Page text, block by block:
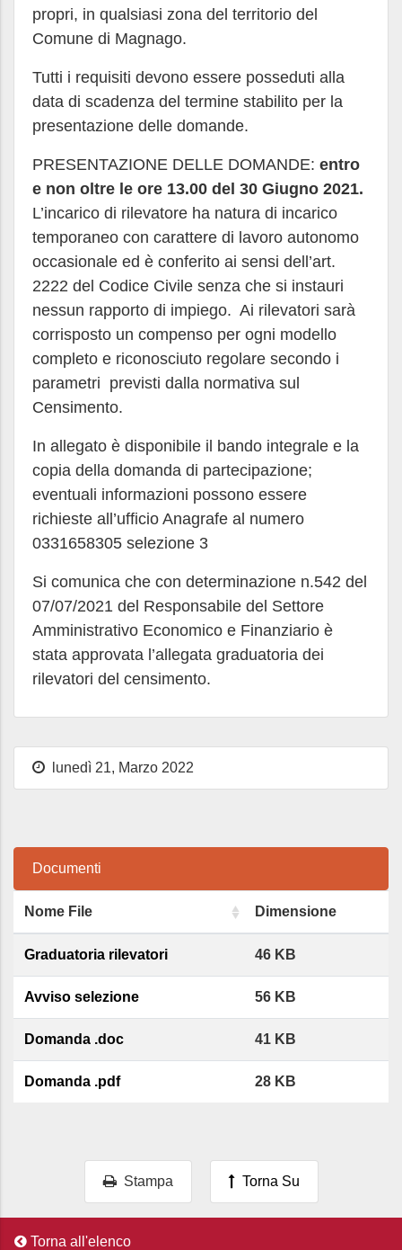
propri, in qualsiasi zona del territorio del
Comune di Magnago.
Tutti i requisiti devono essere posseduti alla
data di scadenza del termine stabilito per la
presentazione delle domande.
PRESENTAZIONE DELLE DOMANDE: entro
e non oltre le ore 13.00 del 30 Giugno 2021.
L’incarico di rilevatore ha natura di incarico
temporaneo con carattere di lavoro autonomo
occasionale ed è conferito ai sensi dell’art.
2222 del Codice Civile senza che si instauri
nessun rapporto di impiego. Ai rilevatori sarà
corrisposto un compenso per ogni modello
completo e riconosciuto regolare secondo i
parametri previsti dalla normativa sul
Censimento.
In allegato è disponibile il bando integrale e la
copia della domanda di partecipazione;
eventuali informazioni possono essere
richieste all’ufficio Anagrafe al numero
0331658305 selezione 3
Si comunica che con determinazione n.542 del
07/07/2021 del Responsabile del Settore
Amministrativo Economico e Finanziario è
stata approvata l’allegata graduatoria dei
rilevatori del censimento.
lunedì 21, Marzo 2022
Documenti
Nome File Dimensione
Graduatoria rilevatori 46 KB
Avviso selezione 56 KB
Domanda .doc 41 KB
Domanda .pdf 28 KB
Stampa Torna Su
Torna all'elenco